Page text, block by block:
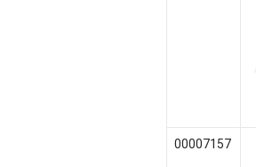
00007157